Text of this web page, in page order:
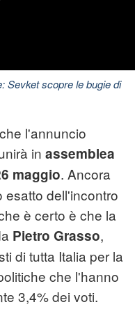
Sevket scopre le bugie di
l'annuncio
in assemblea
maggio. Ancora
esatto dell'incontro
è certo è che la
Pietro Grasso,
di tutta Italia per la
che l'hanno
3,4% dei voti.